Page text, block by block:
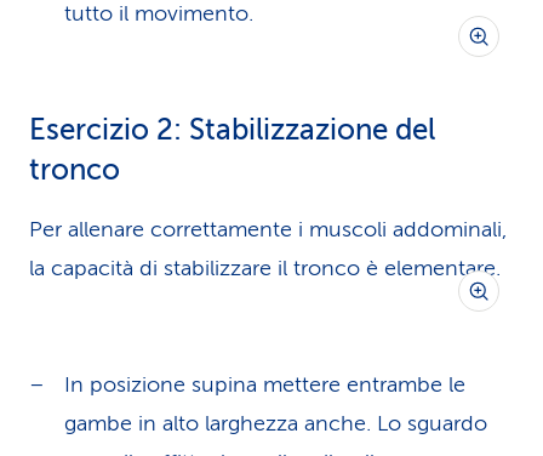
tutto il movimento.
Esercizio 2: Stabilizzazione del
tronco
Per allenare correttamente i muscoli addominali,
la capacità di stabilizzare il tronco è elementare.
In posizione supina mettere entrambe le
gambe in alto larghezza anche. Lo sguardo